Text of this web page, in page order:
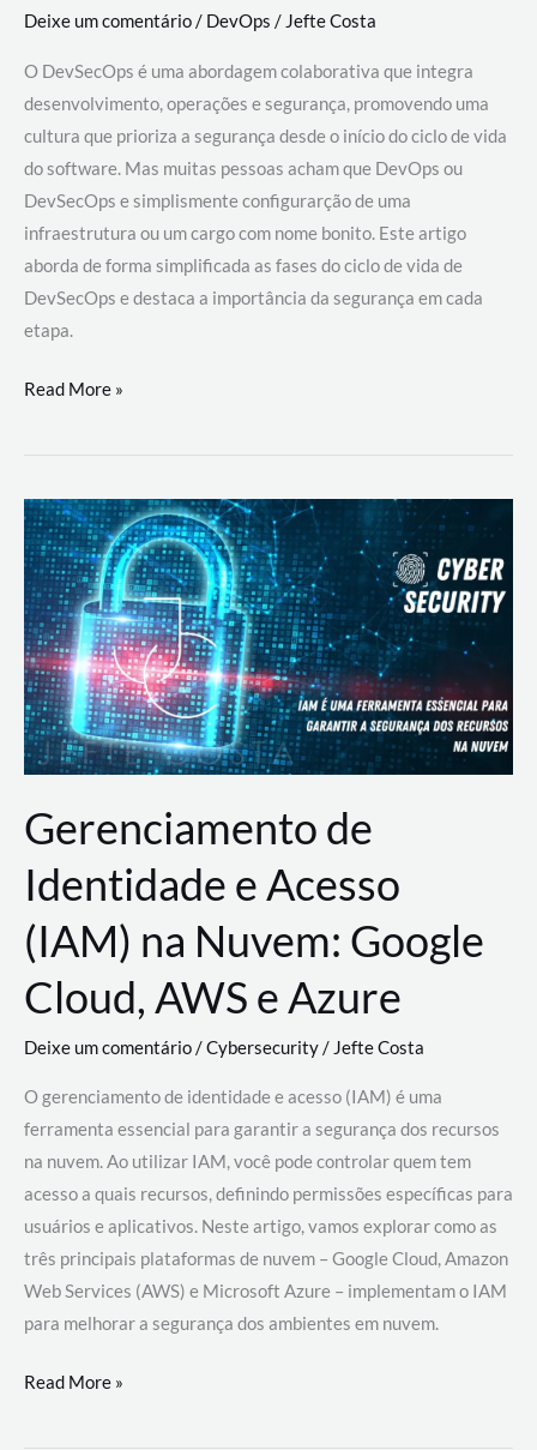
Deixe um comentário/ DevOps /Jefte Costa
O DevSecOps é uma abordagem colaborativa que integra
desenvolvimento, operações e segurança, promovendo uma
cultura que prioriza a segurança desde o início do ciclo de vida
do software. Mas muitas pessoas acham que DevOps ou
DevSecOps e simplismente configurarção de uma
infraestrutura ou um cargo com nome bonito. Este artigo
aborda de forma simplificada as fases do ciclo de vida de
DevSecOps e destaca a importância da segurança em cada
etapa.
DevSecOps
Prática:
Desenvolvimento,
Segurança
e
Operações
Read More »
Gerenciamento de
Identidade e Acesso
(IAM) na Nuvem: Google
Cloud, AWS e Azure
Deixe um comentário/Cybersecurity/ Jefte Costa
O gerenciamento de identidade e acesso (IAM) é uma
ferramenta essencial para garantir a segurança dos recursos
na nuvem. Ao utilizar IAM, você pode controlar quem tem
acesso a quais recursos, definindo permissões específicas para
usuários e aplicativos. Neste artigo, vamos explorar como as
três principais plataformas de nuvem – Google Cloud, Amazon
Web Services (AWS) e Microsoft Azure – implementam o IAM
para melhorar a segurança dos ambientes em nuvem.
Gerenciamento
Read More »